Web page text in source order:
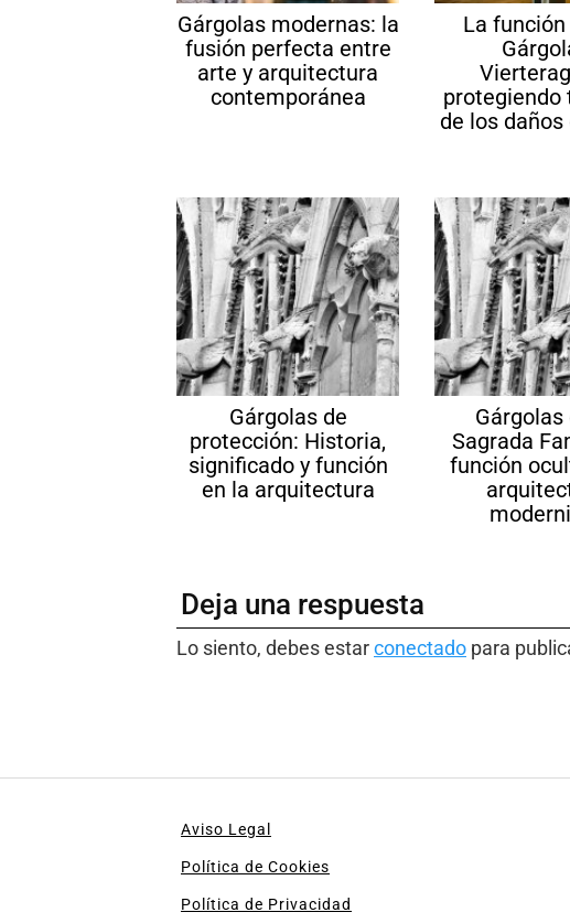
Gárgolas modernas: la
fusión perfecta entre
arte y arquitectura
contemporánea
La
protegiendo
de los daños
Gárgolas de
protección: Historia,
significado y función
en la arquitectura
Gárgolas
Sagrada
función
Deja una respuesta
Lo siento, debes estarconectado para
Aviso Legal
Política de Cookies
Política de Privacidad